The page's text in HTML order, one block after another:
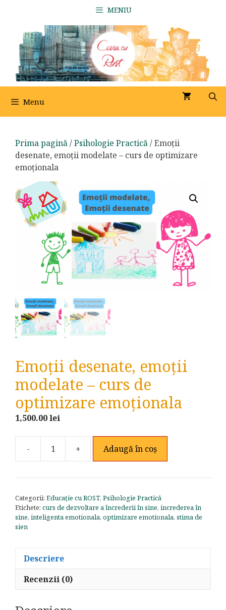
conținut
MENIU
Menu
Prima pagină/Psihologie Practică/ Emoții
desenate, emoții modelate – curs de optimizare
emoționala
Emoții desenate, emoții
modelate – curs de
optimizare emoționala
1,500.00lei
-
Cantitate
desenate,
modelate
-
+ Adaugă în coș
Categorii: Educație cu ROST, Psihologie Practică
Etichete: curs de dezvoltare a încrederii în sine, increderea în
sine, inteligenta emotionala, optimizare emotionala, stima de
sien
Descriere
Recenzii (0)